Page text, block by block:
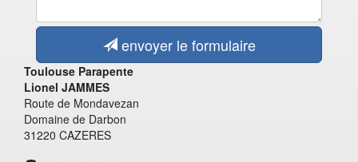
envoyer le formulaire
Toulouse Parapente
Lionel JAMMES
Route de Mondavezan
Domaine de Darbon
31220 CAZERES